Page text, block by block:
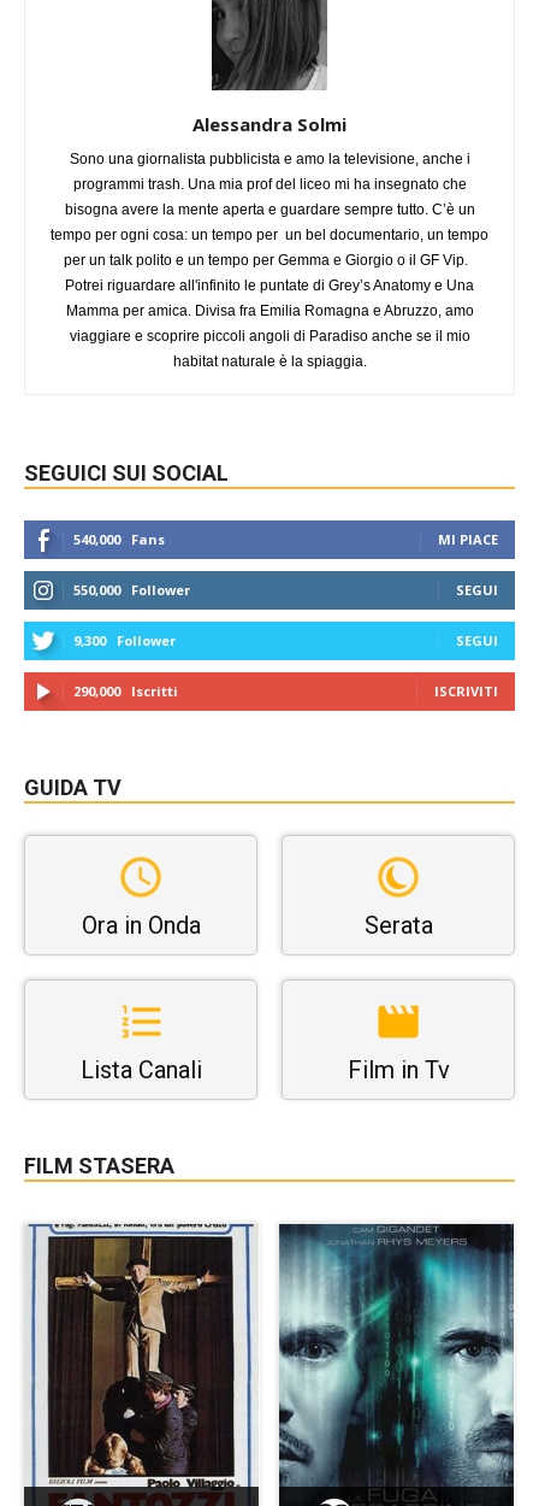
Alessandra Solmi
Sono una giornalista pubblicista e amo la televisione, anche i
programmi trash. Una mia prof del liceo mi ha insegnato che
bisogna avere la mente aperta e guardare sempre tutto. C’è un
tempo per ogni cosa: un tempo per un bel documentario, un tempo
per un talk polito e un tempo per Gemma e Giorgio o il GF Vip.
Potrei riguardare all'infinito le puntate di Grey’s Anatomy e Una
Mamma per amica. Divisa fra Emilia Romagna e Abruzzo, amo
viaggiare e scoprire piccoli angoli di Paradiso anche se il mio
habitat naturale è la spiaggia.
SEGUICI SUI SOCIAL
540,000 Fans MI PIACE
550,000 Follower SEGUI
9,300 Follower SEGUI
290,000 Iscritti ISCRIVITI
GUIDA TV
Ora in Onda Serata
Lista Canali Film in Tv
FILM STASERA